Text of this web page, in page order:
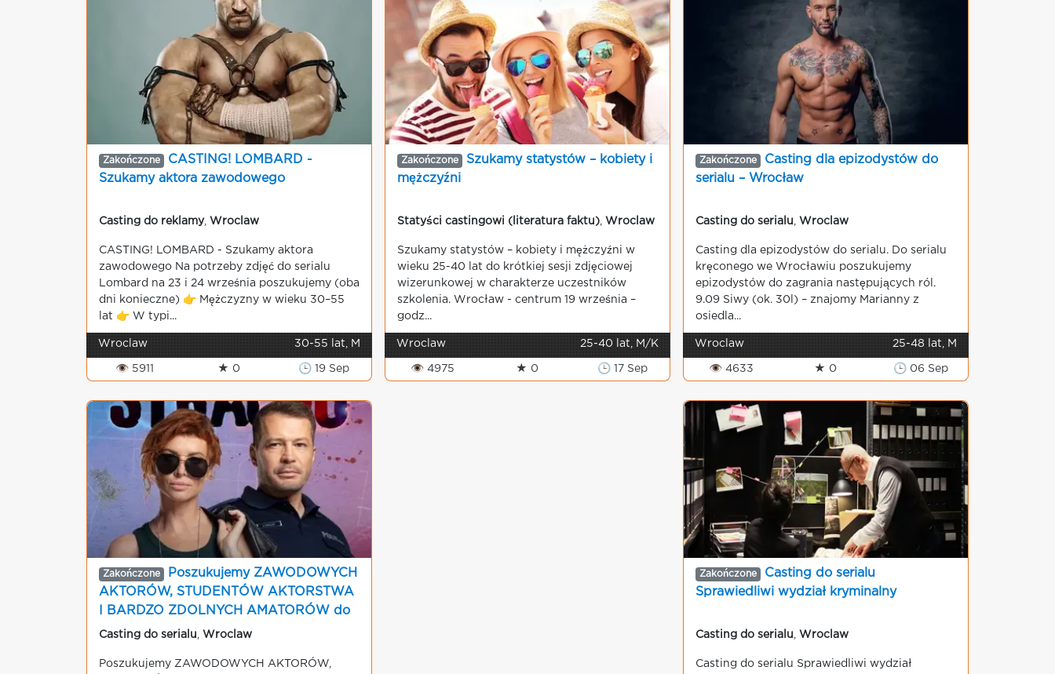
Zakończone
CASTING! LOMBARD -
Szukamy aktora zawodowego
Casting do reklamy, Wroclaw
CASTING! LOMBARD - Szukamy aktora
zawodowego Na potrzeby zdjęć do serialu
Lombard na 23 i 24 września poszukujemy (oba
dni konieczne) 👉 Mężczyzny w wieku 30–55
lat 👉 W typi...
Wroclaw 30-55 lat, M
👁 5911 ★ 0 🕒 19 Sep
Zakończone
Szukamy statystów – kobiety i
mężczyźni
Statyści castingowi (literatura faktu) Wroclaw
Szukamy statystów – kobiety i mężczyźni w
wieku 25-40 lat do krótkiej sesji zdjęciowej
wizerunkowej w charakterze uczestników
szkolenia. Wrocław - centrum 19 września –
godz...
Wroclaw 25-40 lat, M/K
👁 4975 ★ 0 🕒 17 Sep
Zakończone
Casting dla epizodystów do
serialu – Wrocław
Casting do serialu Wroclaw
Casting dla epizodystów do serialu. Do serialu
kręconego we Wrocławiu poszukujemy
epizodystów do zagrania następujących ról.
9.09 Siwy (ok. 30l) – znajomy Marianny z
osiedla...
Wroclaw 25-48 lat, M
👁 4633 ★ 0 🕒 06 Sep
Zakończone
Poszukujemy ZAWODOWYCH
AKTORÓW, STUDENTÓW AKTORSTWA
I BARDZO ZDOLNYCH AMATORÓW do
serialu kryminalnego
Casting do serialu Wroclaw
Poszukujemy ZAWODOWYCH AKTORÓW,
Zakończone
Casting do serialu
Sprawiedliwi wydział kryminalny
Casting do serialu Wroclaw
Casting do serialu Sprawiedliwi wydział